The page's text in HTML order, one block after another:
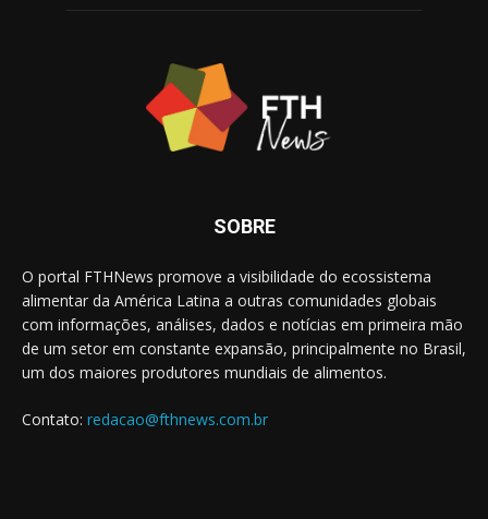
SOBRE
O portal FTHNews promove a visibilidade do ecossistema
alimentar da América Latina a outras comunidades globais
com informações, análises, dados e notícias em primeira mão
de um setor em constante expansão, principalmente no Brasil,
um dos maiores produtores mundiais de alimentos.
Contato: redacao@fthnews.com.br